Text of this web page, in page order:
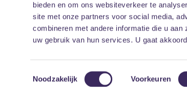
bieden en om ons websiteverkeer te
site met onze partners voor social media,
combineren met andere informatie die u
uw gebruik van hun services. U gaat
Toestemmingsselectie
Noodzakelijk Voorkeuren
Disclaimer
Toegankelijkheid
Privacy & cookies